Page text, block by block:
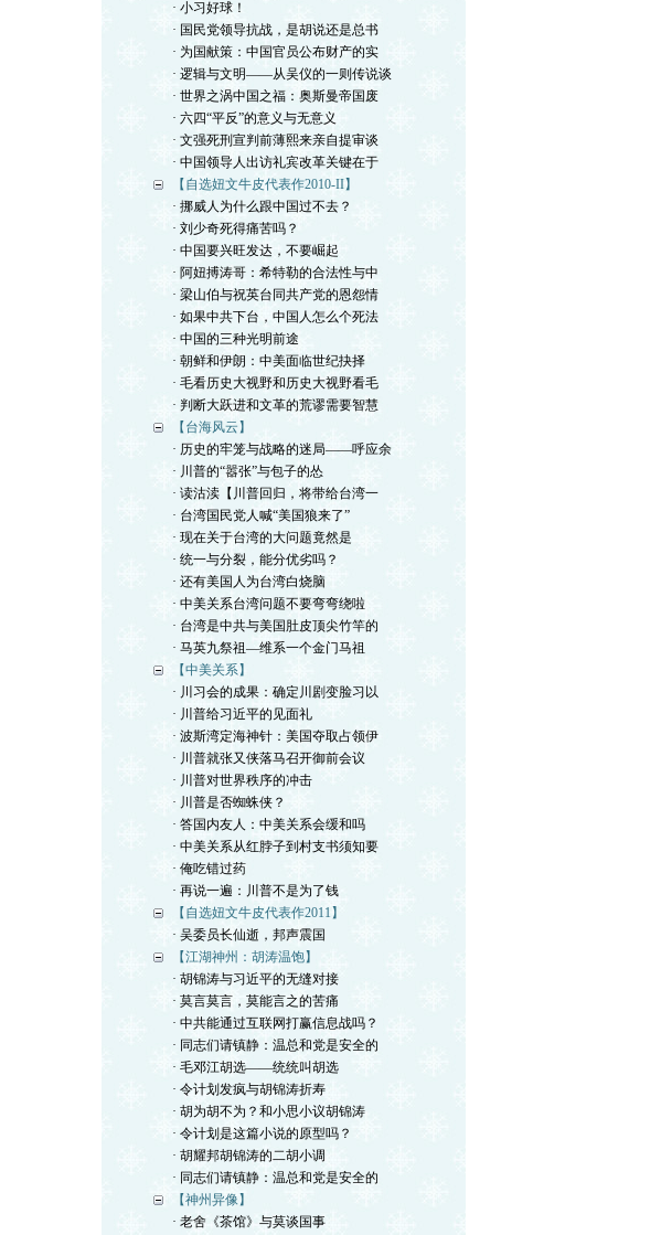
· 小习好球！
· 国民党领导抗战，是胡说还是总书
· 为国献策：中国官员公布财产的实
· 逻辑与文明——从吴仪的一则传说谈
· 世界之涡中国之福：奥斯曼帝国废
· 六四“平反”的意义与无意义
· 文强死刑宣判前薄熙来亲自提审谈
· 中国领导人出访礼宾改革关键在于
【自选妞文牛皮代表作2010-II】
· 挪威人为什么跟中国过不去？
· 刘少奇死得痛苦吗？
· 中国要兴旺发达，不要崛起
· 阿妞搏涛哥：希特勒的合法性与中
· 梁山伯与祝英台同共产党的恩怨情
· 如果中共下台，中国人怎么个死法
· 中国的三种光明前途
· 朝鲜和伊朗：中美面临世纪抉择
· 毛看历史大视野和历史大视野看毛
· 判断大跃进和文革的荒谬需要智慧
【台海风云】
· 历史的牢笼与战略的迷局——呼应余
· 川普的“嚣张”与包子的怂
· 读沽渎【川普回归，将带给台湾一
· 台湾国民党人喊“美国狼来了”
· 现在关于台湾的大问题竟然是
· 统一与分裂，能分优劣吗？
· 还有美国人为台湾白烧脑
· 中美关系台湾问题不要弯弯绕啦
· 台湾是中共与美国肚皮顶尖竹竿的
· 马英九祭祖—维系一个金门马祖
【中美关系】
· 川习会的成果：确定川剧变脸习以
· 川普给习近平的见面礼
· 波斯湾定海神针：美国夺取占领伊
· 川普就张又侠落马召开御前会议
· 川普对世界秩序的冲击
· 川普是否蜘蛛侠？
· 答国内友人：中美关系会缓和吗
· 中美关系从红脖子到村支书须知要
· 俺吃错过药
· 再说一遍：川普不是为了钱
【自选妞文牛皮代表作2011】
· 吴委员长仙逝，邦声震国
【江湖神州：胡涛温饱】
· 胡锦涛与习近平的无缝对接
· 莫言莫言，莫能言之的苦痛
· 中共能通过互联网打赢信息战吗？
· 同志们请镇静：温总和党是安全的
· 毛邓江胡选——统统叫胡选
· 令计划发疯与胡锦涛折寿
· 胡为胡不为？和小思小议胡锦涛
· 令计划是这篇小说的原型吗？
· 胡耀邦胡锦涛的二胡小调
· 同志们请镇静：温总和党是安全的
【神州异像】
· 老舍《茶馆》与莫谈国事